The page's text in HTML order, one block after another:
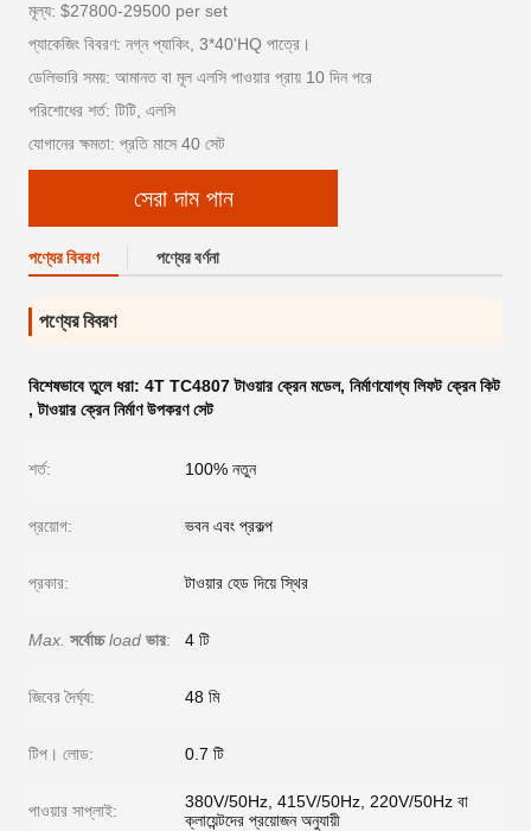
মূল্য: $27800-29500 per set
প্যাকেজিং বিবরণ: নগ্ন প্যাকিং, 3*40'HQ পাত্রে।
ডেলিভারি সময়: আমানত বা মূল এলসি পাওয়ার প্রায় 10 দিন পরে
পরিশোধের শর্ত: টিটি, এলসি
যোগানের ক্ষমতা: প্রতি মাসে 40 সেট
সেরা দাম পান
পণ্যের বিবরণ পণ্যের বর্ণনা
পণ্যের বিবরণ
বিশেষভাবে তুলে ধরা: 4T TC4807 টাওয়ার ক্রেন মডেল, নির্মাণযোগ্য লিফট ক্রেন কিট
,টাওয়ার ক্রেন নির্মাণ উপকরণ সেট
শর্ত: 100% নতুন
প্রয়োগ: ভবন এবং প্রকল্প
প্রকার: টাওয়ার হেড দিয়ে স্থির
Max. সর্বোচ্চ load ভার: 4 টি
জিবের দৈর্ঘ্য: 48 মি
টিপ। লোড: 0.7 টি
পাওয়ার সাপ্লাই:
380V/50Hz, 415V/50Hz, 220V/50Hz বা
ক্লায়েন্টদের প্রয়োজন অনুযায়ী